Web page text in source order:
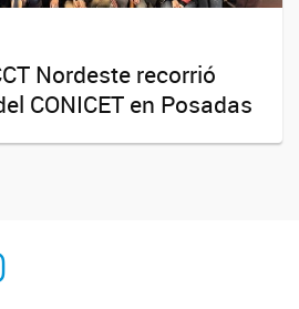
Nordeste recorrió
CONICET en Posadas